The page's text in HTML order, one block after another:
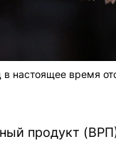
настоящее время
продукт